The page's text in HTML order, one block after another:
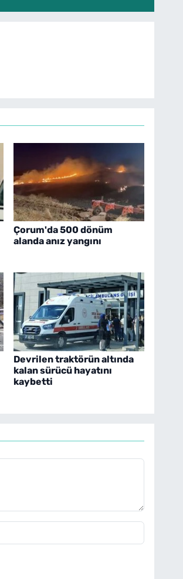
Çorum'da 500 dönüm
alanda anız yangını
Devrilen traktörün altında
kalan sürücü hayatını
kaybetti